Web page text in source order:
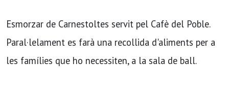
Esmorzar de Carnestoltes servit pel Cafè del Poble.
Paral·lelament es farà una recollida d'aliments per a
les famílies que ho necessiten, a la sala de ball.